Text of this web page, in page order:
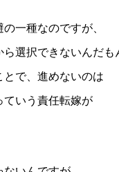
一種なのですが、
ら選択できないんだも
とで、進めないのは
ていう責任転嫁が